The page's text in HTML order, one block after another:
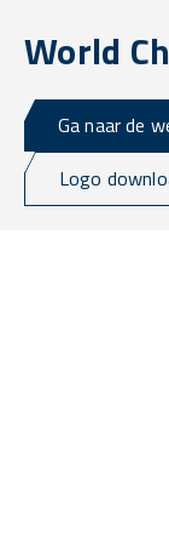
World
Ga naar de
Logo